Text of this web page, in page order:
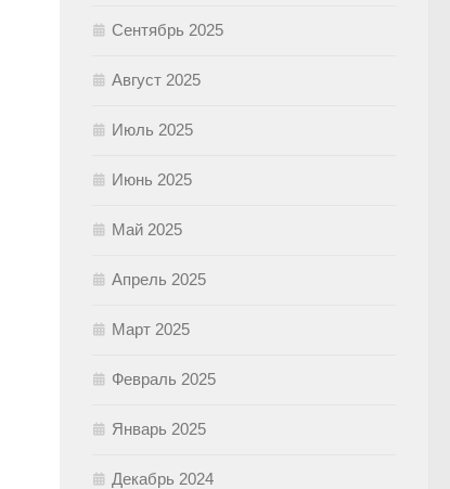
Сентябрь 2025
Август 2025
Июль 2025
Июнь 2025
Май 2025
Апрель 2025
Март 2025
Февраль 2025
Январь 2025
Декабрь 2024